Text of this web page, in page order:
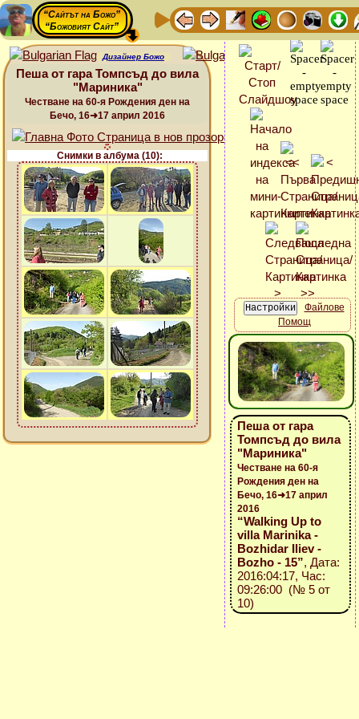
“Сайтът на Божо”
“Божовият Сайт”
Дизайнер Божо
Пеша от гара Томпсъд до вила
"Мариника"
Честване на 60-я Рождения ден на
Бечо, 16➜17 април 2016
Снимки в албума (10):
Файлове
Помощ
Пеша от гара
Томпсъд до вила
"Мариника"
Честване на 60-я
Рождения ден на
Бечо, 16➜17 април
2016
“Walking Up to
villa Marinika -
Bozhidar Iliev -
Bozho - 15”, Дата:
2016:04:17, Час:
09:26:00 (№ 5 от
10)